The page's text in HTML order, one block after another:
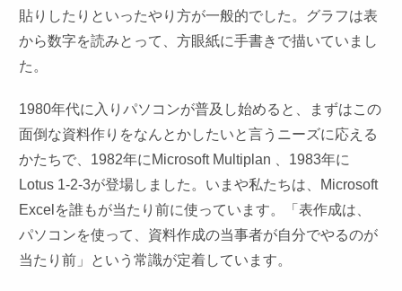
貼りしたりといったやり方が一般的でした。グラフは表
から数字を読みとって、方眼紙に手書きで描いていまし
た。
1980年代に入りパソコンが普及し始めると、まずはこの
面倒な資料作りをなんとかしたいと言うニーズに応える
かたちで、1982年にMicrosoft Multiplan 、1983年に
Lotus 1-2-3が登場しました。いまや私たちは、Microsoft
Excelを誰もが当たり前に使っています。「表作成は、
パソコンを使って、資料作成の当事者が自分でやるのが
当たり前」という常識が定着しています。